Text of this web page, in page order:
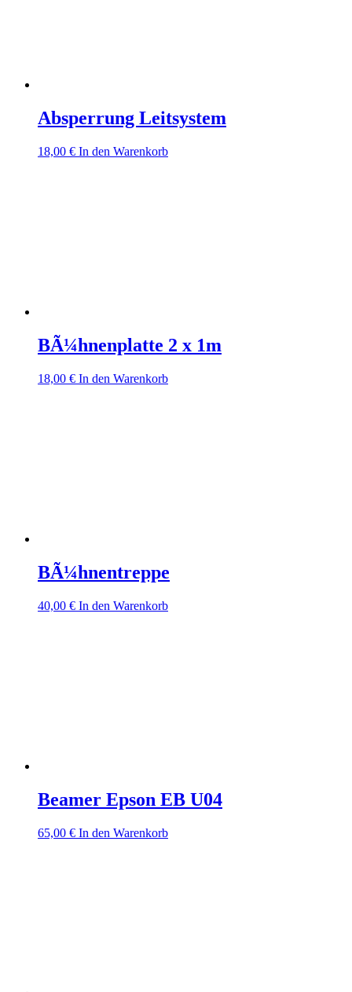
Absperrung Leitsystem
18,00 € In den Warenkorb
BÃ¼hnenplatte 2 x 1m
18,00 € In den Warenkorb
BÃ¼hnentreppe
40,00 € In den Warenkorb
Beamer Epson EB U04
65,00 € In den Warenkorb